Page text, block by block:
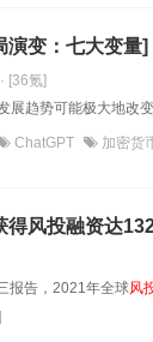
演变：七大变量]
· [36氪]
展趋势可能极大地改
ChatGPT 加密货
得风投融资达
报告，2021年全球风